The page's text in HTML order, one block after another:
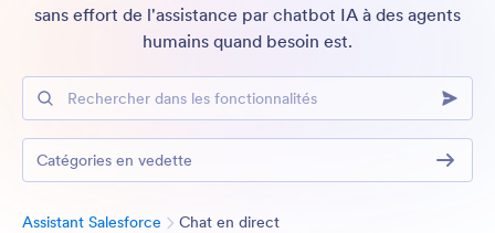
sans effort de l'assistance par chatbot IA à des agents
humains quand besoin est.
Rechercher dans les fonctionnalités
Assistant Salesforce Chat en directCatégorie
Catégories en vedette